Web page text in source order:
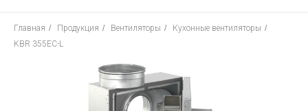
Главная / Продукция / Вентиляторы / Кухонные вентиляторы /
KBR 355EC-L